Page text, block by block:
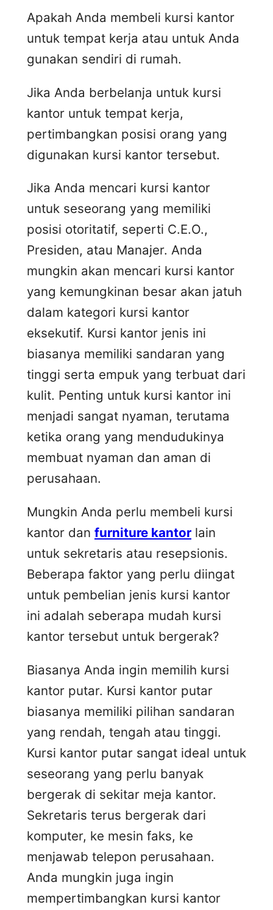
Apakah Anda membeli kursi kantor
untuk tempat kerja atau untuk Anda
gunakan sendiri di rumah.
Jika Anda berbelanja untuk kursi
kantor untuk tempat kerja,
pertimbangkan posisi orang yang
digunakan kursi kantor tersebut.
Jika Anda mencari kursi kantor
untuk seseorang yang memiliki
posisi otoritatif, seperti C.E.O.,
Presiden, atau Manajer. Anda
mungkin akan mencari kursi kantor
yang kemungkinan besar akan jatuh
dalam kategori kursi kantor
eksekutif. Kursi kantor jenis ini
biasanya memiliki sandaran yang
tinggi serta empuk yang terbuat dari
kulit. Penting untuk kursi kantor ini
menjadi sangat nyaman, terutama
ketika orang yang mendudukinya
membuat nyaman dan aman di
perusahaan.
Mungkin Anda perlu membeli kursi
kantor dan furniture kantor lain
untuk sekretaris atau resepsionis.
Beberapa faktor yang perlu diingat
untuk pembelian jenis kursi kantor
ini adalah seberapa mudah kursi
kantor tersebut untuk bergerak?
Biasanya Anda ingin memilih kursi
kantor putar. Kursi kantor putar
biasanya memiliki pilihan sandaran
yang rendah, tengah atau tinggi.
Kursi kantor putar sangat ideal untuk
seseorang yang perlu banyak
bergerak di sekitar meja kantor.
Sekretaris terus bergerak dari
komputer, ke mesin faks, ke
menjawab telepon perusahaan.
Anda mungkin juga ingin
mempertimbangkan kursi kantor